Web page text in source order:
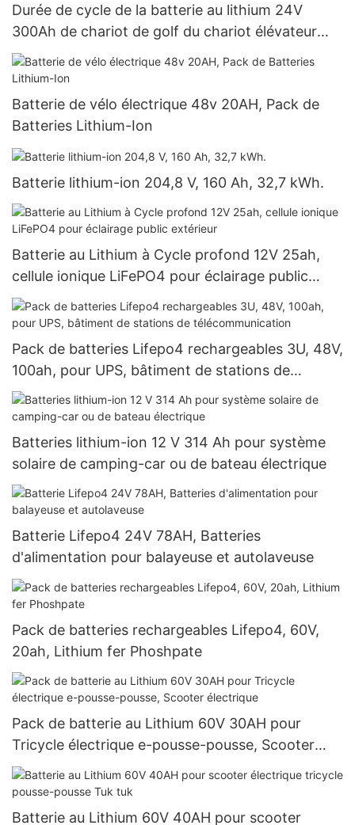
Durée de cycle de la batterie au lithium 24V
300Ah de chariot de golf du chariot élévateur
IP65 LiFePO4 longue
Batterie de vélo électrique 48v 20AH, Pack de
Batteries Lithium-Ion
Batterie lithium-ion 204,8 V, 160 Ah, 32,7 kWh.
Batterie au Lithium à Cycle profond 12V 25ah,
cellule ionique LiFePO4 pour éclairage public
extérieur
Pack de batteries Lifepo4 rechargeables 3U, 48V,
100ah, pour UPS, bâtiment de stations de
télécommunication
Batteries lithium-ion 12 V 314 Ah pour système
solaire de camping-car ou de bateau électrique
Batterie Lifepo4 24V 78AH, Batteries
d'alimentation pour balayeuse et autolaveuse
Pack de batteries rechargeables Lifepo4, 60V,
20ah, Lithium fer Phoshpate
Pack de batterie au Lithium 60V 30AH pour
Tricycle électrique e-pousse-pousse, Scooter
électrique
Batterie au Lithium 60V 40AH pour scooter